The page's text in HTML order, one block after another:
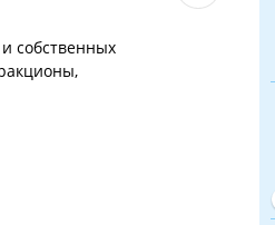
собственных